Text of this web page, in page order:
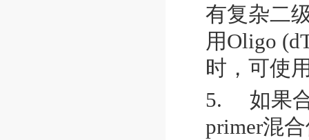
有复杂二
用Oligo
时，可使
5.
如果
primer混